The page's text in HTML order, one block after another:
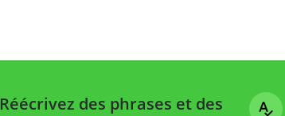
Réécrivez des phrases et des